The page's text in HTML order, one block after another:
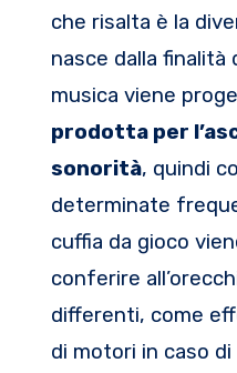
che risalta è la
nasce dalla finalità
musica viene
prodotta per
sonorità, quindi
determinate
cuffia da gioco
conferire
differenti, come
di motori in caso